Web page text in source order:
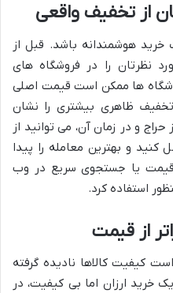
از تخفیف واقعی
هوشمندانه باشد. قبل از
نظرتان را در فروشگاه های
ها ممکن است قیمت اصلی
ظاهری بیشتری را نشان
و در زمان آن، می توانید از
و بهترین معامله را پیدا
قیمت یا جستجوی سریع در وب
استفاده کرد.
از قیمت
کیفیت کالاها نادیده گرفته
خرید ارزان اما بی کیفیت، در